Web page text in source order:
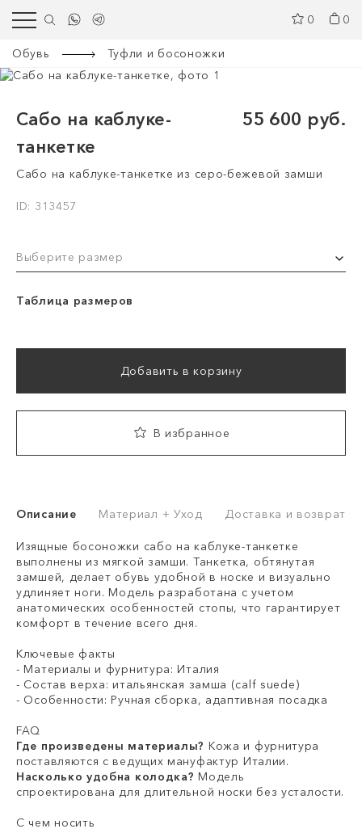
0 0
Обувь Туфли и босоножки
Сабо на каблуке-
танкетке
55 600 руб.
Сабо на каблуке-танкетке из серо-бежевой замши
ID: 313457
Выберите размер
Таблица размеров
Добавить в корзину
В избранное
Описание Материал + Уход Доставка и возврат
Изящные босоножки сабо на каблуке-танкетке
выполнены из мягкой замши. Танкетка, обтянутая
замшей, делает обувь удобной в носке и визуально
удлиняет ноги. Модель разработана с учетом
анатомических особенностей стопы, что гарантирует
комфорт в течение всего дня.
Ключевые факты
- Материалы и фурнитура: Италия
- Состав верха: итальянская замша (calf suede)
- Особенности: Ручная сборка, адаптивная посадка
FAQ
Где произведены материалы? Кожа и фурнитура
поставляются с ведущих мануфактур Италии.
Насколько удобна колодка? Модель
спроектирована для длительной носки без усталости.
С чем носить